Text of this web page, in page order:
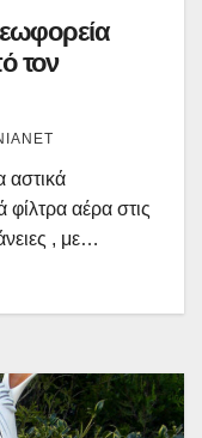
τον
αστικά
φίλτρα αέρα στις
, με…